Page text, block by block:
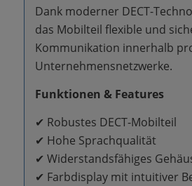
Dank moderner DECT-
das Mobilteil flexible und
Kommunikation innerhalb
Unternehmensnetzwerke.
Funktionen & Features
✔ Robustes DECT-Mobilteil
✔ Hohe Sprachqualität
✔ Widerstandsfähiges
✔ Farbdisplay mit intuitiver